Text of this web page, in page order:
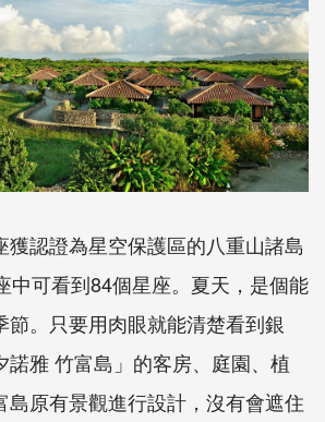
獲認證為星空保護區的八重山諸島
中可看到84個星座。夏天，是個能
節。只要用肉眼就能清楚看到銀
諾雅 竹富島」的客房、庭園、植
島原有景觀進行設計，沒有會遮住